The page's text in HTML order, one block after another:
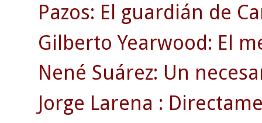
Pazos: El guardián de
Gilberto Yearwood: El
Nené Suárez: Un
Jorge Larena :